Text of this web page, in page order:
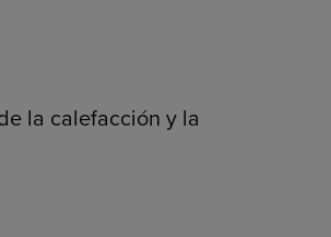
la calefacción y la